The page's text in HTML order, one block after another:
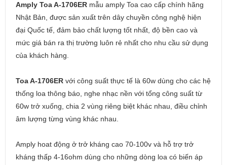
Amply Toa A-1706ER mẫu amply Toa cao cấp chính hãng
Nhật Bản, được sản xuất trên dây chuyền công nghệ hiện
đại Quốc tế, đảm bảo chất lượng tốt nhất, độ bền cao và
mức giá bán ra thị trường luôn rẻ nhất cho nhu cầu sử dụng
của khách hàng.
Toa A-1706ER với công suất thực tế là 60w dùng cho các hệ
thống loa thông báo, nghe nhạc nền với tổng công suất từ
60w trở xuống, chia 2 vùng riêng biệt khác nhau, điều chỉnh
âm lượng từng vùng khác nhau.
Amply hoat động ở trở kháng cao 70-100v và hỗ trợ trở
kháng thấp 4-16ohm dùng cho những dòng loa có biến áp